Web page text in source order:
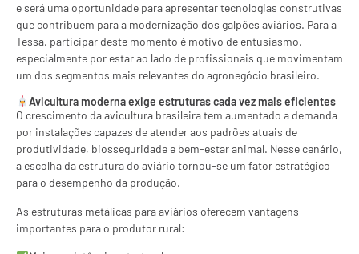
e será uma oportunidade para apresentar tecnologias construtivas
que contribuem para a modernização dos galpões aviários. Para a
Tessa, participar deste momento é motivo de entusiasmo,
especialmente por estar ao lado de profissionais que movimentam
um dos segmentos mais relevantes do agronegócio brasileiro.
Avicultura moderna exige estruturas cada vez mais eficientes
O crescimento da avicultura brasileira tem aumentado a demanda
por instalações capazes de atender aos padrões atuais de
produtividade, biosseguridade e bem-estar animal. Nesse cenário,
a escolha da estrutura do aviário tornou-se um fator estratégico
para o desempenho da produção.
As estruturas metálicas para aviários oferecem vantagens
importantes para o produtor rural: